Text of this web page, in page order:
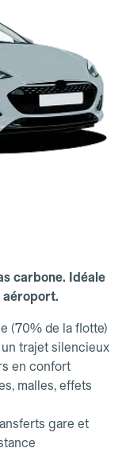
carbone. Idéale
aéroport.
(70% de la flotte)
trajet silencieux
en confort
malles, effets
gare et